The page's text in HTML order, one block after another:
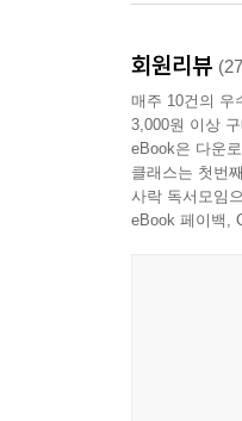
불면증과는
아들을 키우
19세기 러시
대해, 그리고
조용히 침실
‘나’의 일탈
《잠》은 원
회원리뷰
매주 10건의 우
3,000원 이상
eBook은 다운
클래스는 첫번
사락 독서모임
eBook 페이백,